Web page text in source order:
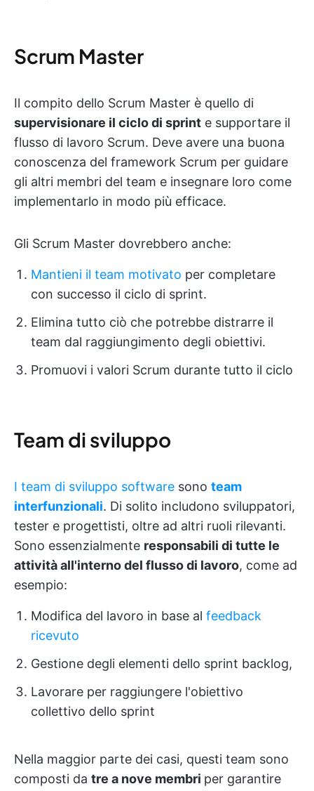
Scrum Master
Il compito dello Scrum Master è quello di
supervisionare il ciclo di sprint e supportare il
flusso di lavoro Scrum. Deve avere una buona
conoscenza del framework Scrum per guidare
gli altri membri del team e insegnare loro come
implementarlo in modo più efficace.
Gli Scrum Master dovrebbero anche:
Mantieni il team motivato per completare
con successo il ciclo di sprint.
Elimina tutto ciò che potrebbe distrarre il
team dal raggiungimento degli obiettivi.
Promuovi i valori Scrum durante tutto il ciclo
Team di sviluppo
I team di sviluppo software sono team
interfunzionali. Di solito includono sviluppatori,
tester e progettisti, oltre ad altri ruoli rilevanti.
Sono essenzialmente responsabili di tutte le
attività all'interno del flusso di lavoro, come ad
esempio:
Modifica del lavoro in base al feedback
ricevuto
Gestione degli elementi dello sprint backlog,
Lavorare per raggiungere l'obiettivo
collettivo dello sprint
Nella maggior parte dei casi, questi team sono
composti da tre a nove membri per garantire